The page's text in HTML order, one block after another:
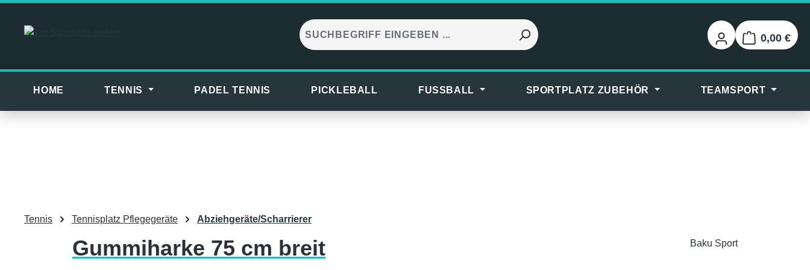
0,00 €
HOME TENNIS PADEL TENNIS PICKLEBALL FUSSBALL SPORTPLATZ ZUBEHÖR TEAMSPORT
Tennis Tennisplatz Pflegegeräte Abziehgeräte/Scharrierer
Gummiharke 75 cm breit Baku Sport